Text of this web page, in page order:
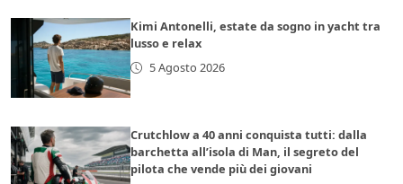
Kimi Antonelli, estate da sogno in yacht tra
lusso e relax
5 Agosto 2026
Crutchlow a 40 anni conquista tutti: dalla
barchetta all’isola di Man, il segreto del
pilota che vende più dei giovani